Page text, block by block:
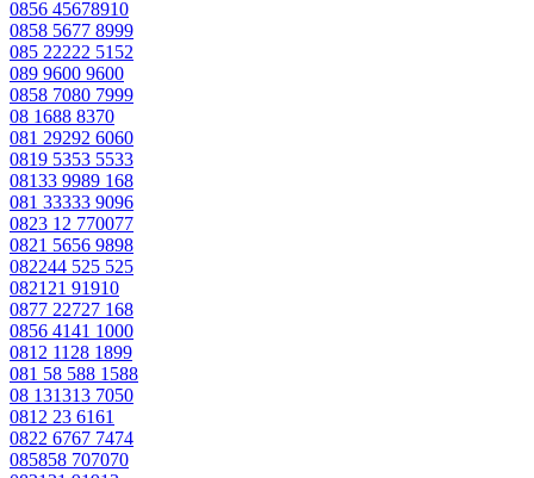
0856 45678910
0858 5677 8999
085 22222 5152
089 9600 9600
0858 7080 7999
08 1688 8370
081 29292 6060
0819 5353 5533
08133 9989 168
081 33333 9096
0823 12 770077
0821 5656 9898
082244 525 525
082121 91910
0877 22727 168
0856 4141 1000
0812 1128 1899
081 58 588 1588
08 131313 7050
0812 23 6161
0822 6767 7474
085858 707070